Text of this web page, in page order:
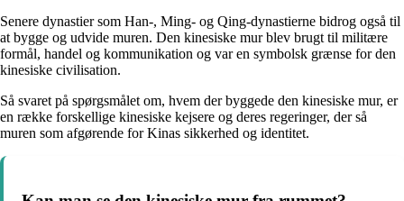
Senere dynastier som Han-, Ming- og Qing-dynastierne bidrog også til
at bygge og udvide muren. Den kinesiske mur blev brugt til militære
formål, handel og kommunikation og var en symbolsk grænse for den
kinesiske civilisation.
Så svaret på spørgsmålet om, hvem der byggede den kinesiske mur, er
en række forskellige kinesiske kejsere og deres regeringer, der så
muren som afgørende for Kinas sikkerhed og identitet.